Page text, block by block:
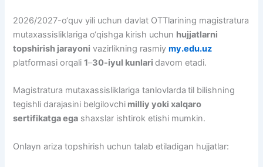
2026/2027-o‘quv yili uchun davlat OTTlarining magistratura
mutaxassisliklariga o‘qishga kirish uchun hujjatlarni
topshirish jarayoni vazirlikning rasmiymy.edu.uz
platformasi orqali1–30-iyul kunlaridavom etadi.
Magistratura mutaxassisliklariga tanlovlarda til bilishning
tegishli darajasini belgilovchi milliy yoki xalqaro
sertifikatga ega shaxslar ishtirok etishi mumkin.
Onlayn ariza topshirish uchun talab etiladigan hujjatlar: